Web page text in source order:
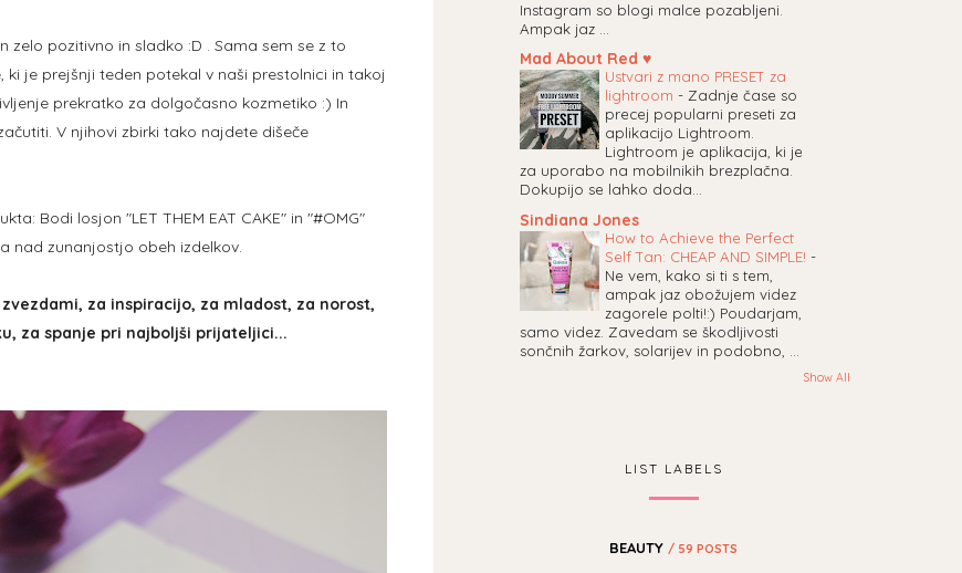
pozitivno in sladko :D . Sama sem se z to
je prejšnji teden potekal v naši prestolnici in takoj
prekratko za dolgočasno kozmetiko :) In
V njihovi zbirki tako najdete dišeče
Bodi losjon "LET THEM EAT CAKE" in "#OMG"
nad zunanjostjo obeh izdelkov.
za inspiracijo, za mladost, za norost,
za spanje pri najboljši prijateljici...
Instagram so blogi malce pozabljeni.
Ampak jaz ...
Mad About Red ♥
Ustvari z mano PRESET za
lightroom -Zadnje čase so
precej popularni preseti za
aplikacijo Lightroom.
Lightroom je aplikacija, ki je
za uporabo na mobilnikih brezplačna.
Dokupijo se lahko doda...
Sindiana Jones
How to Achieve the Perfect
Self Tan: CHEAP AND SIMPLE! -
Ne vem, kako si ti s tem,
ampak jaz obožujem videz
zagorele polti!:) Poudarjam,
samo videz. Zavedam se škodljivosti
sončnih žarkov, solarijev in podobno, ...
Show All
LIST LABELS
BEAUTY / 59 POSTS